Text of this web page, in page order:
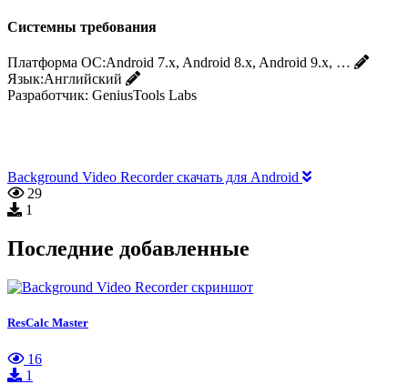
Системны требования
Платформа ОС:Android 7.x, Android 8.x, Android 9.x, …
Язык:Английский
Разработчик: GeniusTools Labs
Background Video Recorder скачать для Android
29
1
Последние добавленные
ResCalc Master
16
1